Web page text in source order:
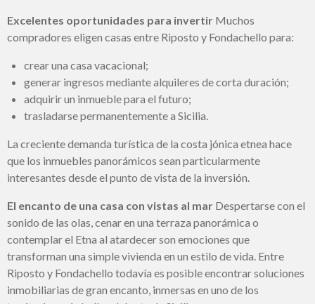
Excelentes oportunidades para invertir Muchos
compradores eligen casas entre Riposto y Fondachello para:
crear una casa vacacional;
generar ingresos mediante alquileres de corta duración;
adquirir un inmueble para el futuro;
trasladarse permanentemente a Sicilia.
La creciente demanda turística de la costa jónica etnea hace
que los inmuebles panorámicos sean particularmente
interesantes desde el punto de vista de la inversión.
El encanto de una casa con vistas al mar Despertarse con el
sonido de las olas, cenar en una terraza panorámica o
contemplar el Etna al atardecer son emociones que
transforman una simple vivienda en un estilo de vida. Entre
Riposto y Fondachello todavía es posible encontrar soluciones
inmobiliarias de gran encanto, inmersas en uno de los